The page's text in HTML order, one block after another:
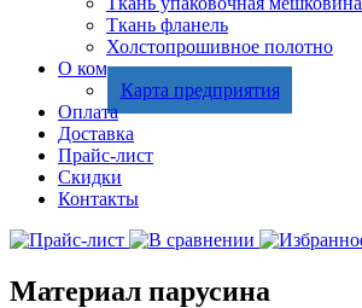
Ткань фланель
Холстопрошивное полотно
О компании
Карта предприятия
Оплата
Доставка
Прайс-лист
Скидки
Контакты
Материал парусина